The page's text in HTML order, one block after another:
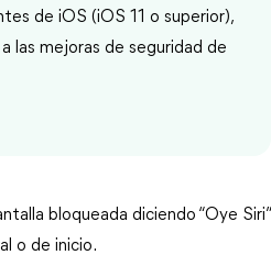
de iOS (iOS 11 o superior),
las mejoras de seguridad de
bloqueada diciendo “Oye Siri”
o de inicio.